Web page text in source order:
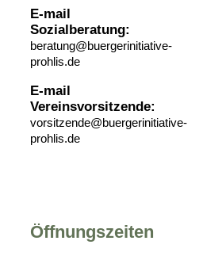
E-mail
Sozialberatung:
beratung@buergerinitiative-
prohlis.de
E-mail
Vereinsvorsitzende:
vorsitzende@buergerinitiative-
prohlis.de
Öffnungszeiten